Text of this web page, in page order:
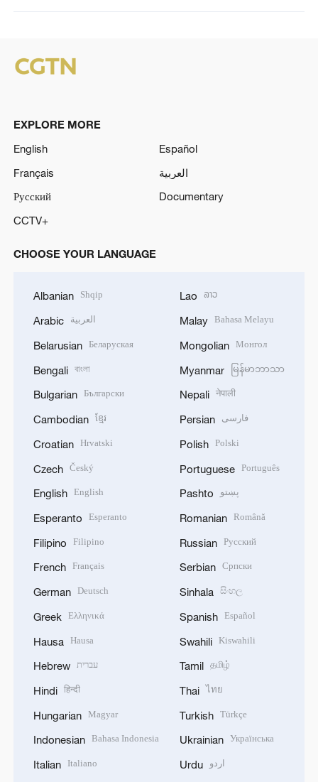
EXPLORE MORE
English
Español
Français
العربية
Русский
Documentary
CCTV+
CHOOSE YOUR LANGUAGE
Albanian Shqip
Arabic العربية
Belarusian Беларуская
Bengali বাংলা
Bulgarian Български
Cambodian ខ្មែរ
Croatian Hrvatski
Czech Český
English English
Esperanto Esperanto
Filipino Filipino
French Français
German Deutsch
Greek Ελληνικά
Hausa Hausa
Hebrew עברית
Hindi हिन्दी
Hungarian Magyar
Indonesian Bahasa Indonesia
Italian Italiano
Lao ລາວ
Malay Bahasa Melayu
Mongolian Монгол
Myanmar မြန်မာဘာသာ
Nepali नेपाली
Persian فارسی
Polish Polski
Portuguese Português
Pashto پښتو
Romanian Română
Russian Русский
Serbian Српски
Sinhala සිංහල
Spanish Español
Swahili Kiswahili
Tamil தமிழ்
Thai ไทย
Turkish Türkçe
Ukrainian Українська
Urdu اردو